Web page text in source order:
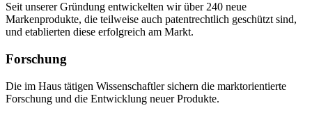
Seit unserer Gründung entwickelten wir über 240 neue
Markenprodukte, die teilweise auch patentrechtlich geschützt sind,
und etablierten diese erfolgreich am Markt.
Forschung
Die im Haus tätigen Wissenschaftler sichern die marktorientierte
Forschung und die Entwicklung neuer Produkte.